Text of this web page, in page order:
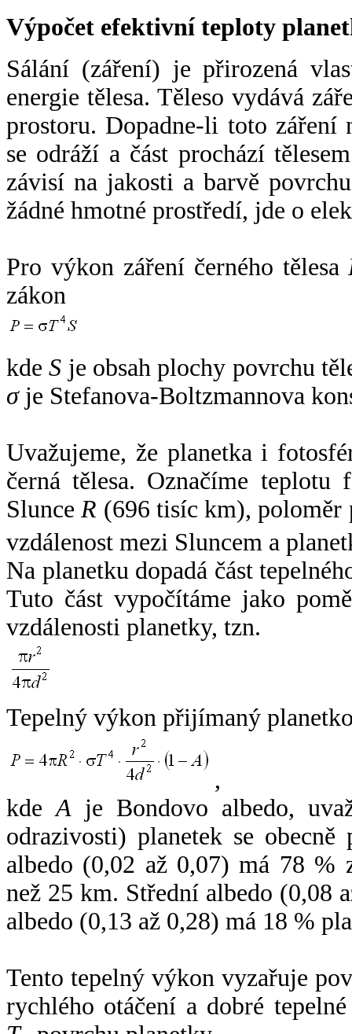
Výpočet efektivní teploty
Sálání (záření) je přirozená
energie tělesa. Těleso vydává
prostoru. Dopadne-li toto záření
se odráží a část prochází
závisí na jakosti a barvě
žádné hmotné prostředí, jde o
Pro výkon záření černého tělesa
zákon
kdeS je obsah plochy povrchu
σje Stefanova-Boltzmannova
Uvažujeme, že planetka i
černá tělesa. Označíme
SlunceR (696 tisíc km),
vzdálenost mezi Sluncem a
Na planetku dopadá část
Tuto část vypočítáme jako
vzdálenosti planetky, tzn.
Tepelný výkon přijímaný
,
kdeA je Bondovo albedo,
odrazivosti) planetek se
albedo (0,02 až 0,07) má 78 %
než 25 km. Střední albedo (0,08
albedo (0,13 až 0,28) má 18 %
Tento tepelný výkon vyzařuje
rychlého otáčení a dobré